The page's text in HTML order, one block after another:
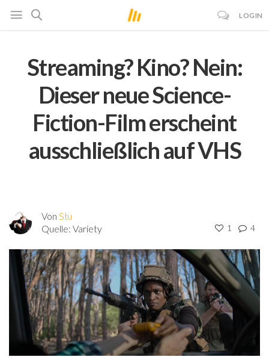
LOGIN
Streaming? Kino? Nein:
Dieser neue Science-
Fiction-Film erscheint
ausschließlich auf VHS
Von Stu
Quelle: Variety 1 4